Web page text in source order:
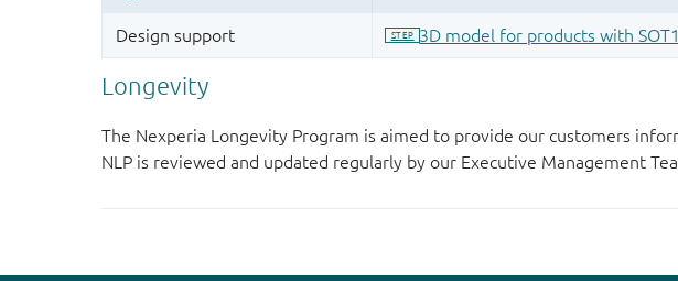
Longevity
The Nexperia Longevity Program is aimed to provide our customers
NLP is reviewed and updated regularly by our Executive Management